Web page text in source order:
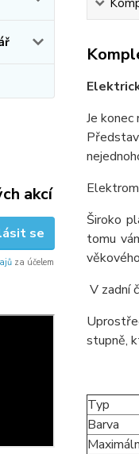
akcí
se
za účelem
Je
Široko
tomu
V zadní
stupně,
Typ
Barva